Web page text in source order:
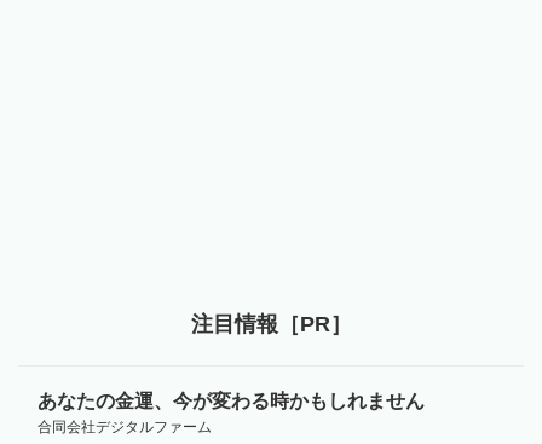
注目情報［PR］
あなたの金運、今が変わる時かもしれません
合同会社デジタルファーム